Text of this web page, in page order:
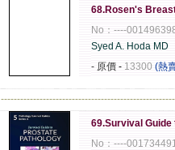
68.Rosen's
No：----
Syed A. Hoda MD
- 原價 - 13300 (熱
69.Survival
No：----